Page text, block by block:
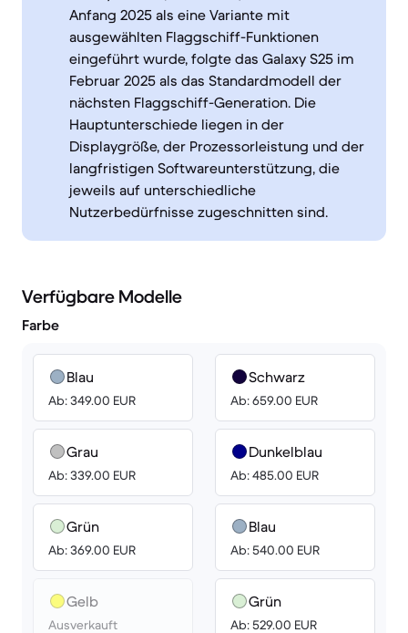
Anfang 2025 als eine Variante mit
ausgewählten Flaggschiff-Funktionen
eingeführt wurde, folgte das Galaxy S25 im
Februar 2025 als das Standardmodell der
nächsten Flaggschiff-Generation. Die
Hauptunterschiede liegen in der
Displaygröße, der Prozessorleistung und der
langfristigen Softwareunterstützung, die
jeweils auf unterschiedliche
Nutzerbedürfnisse zugeschnitten sind.
Verfügbare Modelle
Farbe
Blau
Ab: 349.00 EUR
Grau
Ab: 339.00 EUR
Grün
Ab: 369.00 EUR
Gelb
Ausverkauft
Schwarz
Ab: 659.00 EUR
Dunkelblau
Ab: 485.00 EUR
Blau
Ab: 540.00 EUR
Grün
Ab: 529.00 EUR